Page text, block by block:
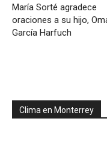
María Sorté agradece
oraciones a su hijo,
García Harfuch
Clima en Monterrey